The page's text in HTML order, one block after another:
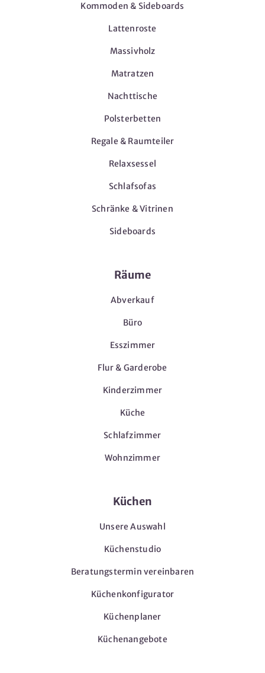
Kommoden & Sideboards
Lattenroste
Massivholz
Matratzen
Nachttische
Polsterbetten
Regale & Raumteiler
Relaxsessel
Schlafsofas
Schränke & Vitrinen
Sideboards
Räume
Abverkauf
Büro
Esszimmer
Flur & Garderobe
Kinderzimmer
Küche
Schlafzimmer
Wohnzimmer
Küchen
Unsere Auswahl
Küchenstudio
Beratungstermin vereinbaren
Küchenkonfigurator
Küchenplaner
Küchenangebote